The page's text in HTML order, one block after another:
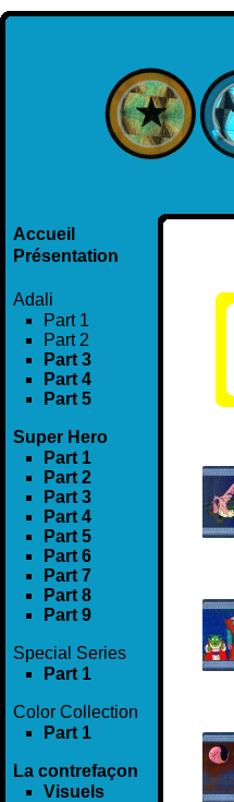
Accueil
Présentation
Adali
Part 1
Part 2
Part 3
Part 4
Part 5
Super Hero
Part 1
Part 2
Part 3
Part 4
Part 5
Part 6
Part 7
Part 8
Part 9
Special Series
Part 1
Color Collection
Part 1
La contrefaçon
Visuels